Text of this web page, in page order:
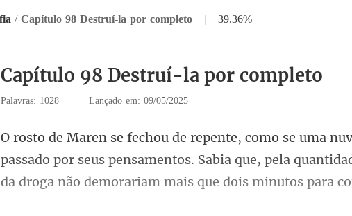
/ Capítulo 98 Destruí-la por completo | 39.36%
Capítulo 98 Destruí-la por completo
Palavras: 1028 | Lançado em: 09/05/2025
passado por seus pensamentos. Sabia que, pela